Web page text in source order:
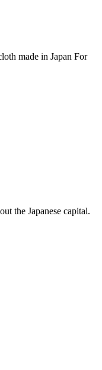
made in Japan For
the Japanese capital.